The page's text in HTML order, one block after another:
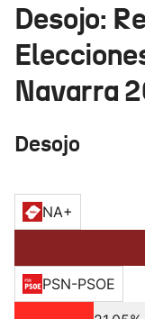
Desojo:
Navarra
Desojo
NA+
PSN-PSOE